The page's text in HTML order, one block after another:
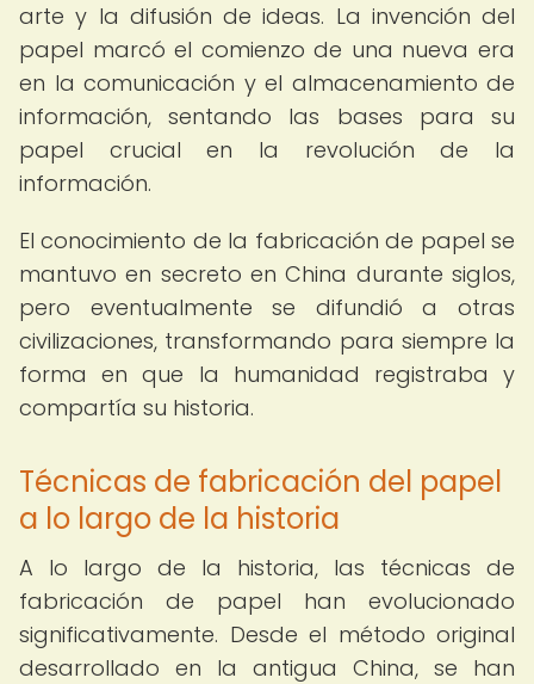
arte y la difusión de ideas. La invención del
papel marcó el comienzo de una nueva era
en la comunicación y el almacenamiento de
información, sentando las bases para su
papel crucial en la revolución de la
información.
El conocimiento de la fabricación de papel se
mantuvo en secreto en China durante siglos,
pero eventualmente se difundió a otras
civilizaciones, transformando para siempre la
forma en que la humanidad registraba y
compartía su historia.
Técnicas de fabricación del papel
a lo largo de la historia
A lo largo de la historia, las técnicas de
fabricación de papel han evolucionado
significativamente. Desde el método original
desarrollado en la antigua China, se han